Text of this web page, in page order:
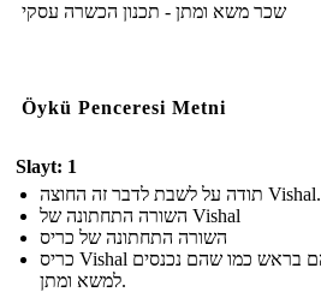
שכר משא ומתן - תכנון הכשרה עסקי
Öykü Penceresi Metni
Slayt: 1
תודה על לשבת לדבר זה החוצה Vishal.
השורה התחתונה של Vishal
השורה התחתונה של כריס
כריס Vishal לשניהם יש בשורות התחתונות שלהם בראש כמו שהם נכנסים
למשא ומתן.